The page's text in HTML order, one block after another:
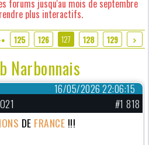
forums jusqu'au mois de septembre
plus interactifs.
125 126 127 128 129
Narbonnais
16/05/2026 22:06:15
#1 818
DE FRANCE !!!